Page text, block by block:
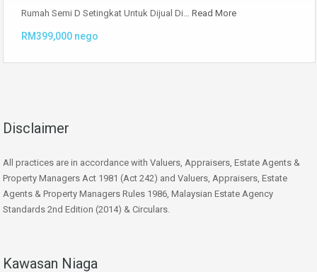
Rumah Semi D Setingkat Untuk Dijual Di… Read More
RM399,000 nego
Disclaimer
All practices are in accordance with Valuers, Appraisers, Estate Agents &
Property Managers Act 1981 (Act 242) and Valuers, Appraisers, Estate
Agents & Property Managers Rules 1986, Malaysian Estate Agency
Standards 2nd Edition (2014) & Circulars.
Kawasan Niaga